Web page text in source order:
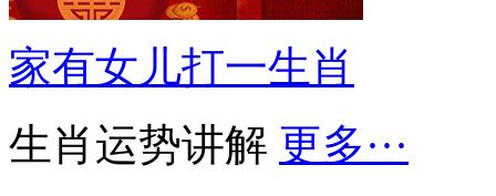
家有女儿打一生肖
生肖运势讲解 更多···